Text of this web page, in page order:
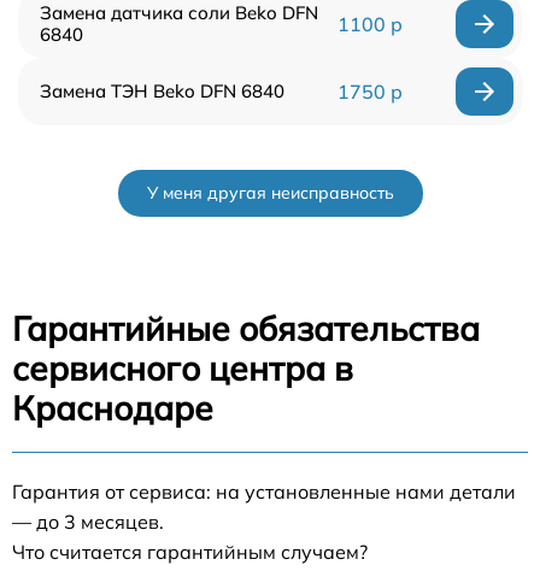
Замена датчика соли Beko DFN
6840
1100 р
Замена ТЭН Beko DFN 6840 1750 р
У меня другая неисправность
Гарантийные обязательства
сервисного центра в
Краснодаре
Гарантия от сервиса: на установленные нами детали
— до 3 месяцев.
Что считается гарантийным случаем?